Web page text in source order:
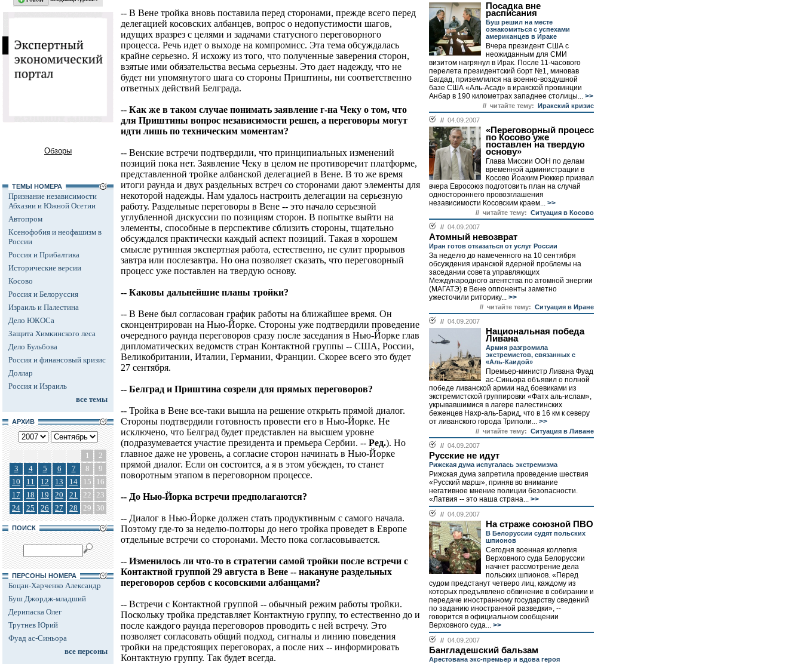
Обзоры
ТЕМЫ НОМЕРА
Признание независимости
Абхазии и Южной Осетии
Автопром
Ксенофобия и неофашизм в
России
Россия и Прибалтика
Исторические версии
Косово
Россия и Белоруссия
Израиль и Палестина
Дело ЮКОСа
Защита Химкинского леса
Дело Бульбова
Россия и финансовый кризис
Доллар
Россия и Израиль
все темы
АРХИВ
1
2
3
4 5 6 7 8
9
10
11 12 13 14 15
16
17
18 19 20 21 22 23
24
25 26 27 28 29 30
ПОИСК
ПЕРСОНЫ НОМЕРА
Боцан-Харченко Александр
Буш Джордж-младший
Дерипаска Олег
Трутнев Юрий
Фуад ас-Синьора
все персоны
-- В Вене тройка вновь поставила перед сторонами, прежде всего перед
делегацией косовских албанцев, вопрос о недопустимости шагов,
идущих вразрез с целями и задачами статусного переговорного
процесса. Речь идет о выходе на компромисс. Эта тема обсуждалась
крайне серьезно. Я исхожу из того, что полученные заверения сторон,
взятые ими обязательства весьма серьезны. Это дает надежду, что не
будет ни упомянутого шага со стороны Приштины, ни соответственно
ответных действий Белграда.
-- Как же в таком случае понимать заявление г-на Чеку о том, что
для Приштины вопрос независимости решен, а переговоры могут
идти лишь по техническим моментам?
-- Венские встречи подтвердили, что принципиальных изменений
позиций пока нет. Заявление Чеку в целом не противоречит платформе,
представленной тройке албанской делегацией в Вене. В то же время
итоги раунда и двух раздельных встреч со сторонами дают элементы для
некоторой надежды. Нам удалось настроить делегации на серьезную
работу. Раздельные переговоры в Вене -- это начало серьезной
углубленной дискуссии по позициям сторон. В попытке выйти на
элементы, способные в перспективе сблизить стороны, тщательно
обсуждался практически каждый аспект позиций. Такая в хорошем
смысле рутинная экспертная работа, естественно, не сулит прорывов
завтра или послезавтра. Но она позволяет сказать, что переговорный
процесс уже поставлен на твердую основу.
-- Каковы дальнейшие планы тройки?
-- В Вене был согласован график работы на ближайшее время. Он
сконцентрирован на Нью-Йорке. Стороны уже подтвердили проведение
очередного раунда переговоров сразу после заседания в Нью-Йорке глав
дипломатических ведомств стран Контактной группы -- США, России,
Великобритании, Италии, Германии, Франции. Скорее всего это будет
27 сентября.
-- Белград и Приштина созрели для прямых переговоров?
-- Тройка в Вене все-таки вышла на решение открыть прямой диалог.
Стороны подтвердили готовность провести его в Нью-Йорке. Не
исключено, что Белград будет представлен на высшем уровне
(подразумевается участие президента и премьера Сербии. -- Ред.). Но
главное даже не уровень, а согласие сторон начинать в Нью-Йорке
прямой диалог. Если он состоится, а я в этом убежден, то станет
поворотным этапом в переговорном процессе.
-- До Нью-Йорка встречи предполагаются?
-- Диалог в Нью-Йорке должен стать продуктивным с самого начала.
Поэтому где-то за неделю-полторы до него тройка проведет в Европе
отдельные встречи со сторонами. Место пока согласовывается.
-- Изменилось ли что-то в стратегии самой тройки после встречи с
Контактной группой 29 августа в Вене -- накануне раздельных
переговоров сербов с косовскими албанцами?
-- Встречи с Контактной группой -- обычный режим работы тройки.
Поскольку тройка представляет Контактную группу, то естественно до и
после каждого раунда переговоров проводить с ней встречу. Это
позволяет согласовать общий подход, сигналы и линию поведения
тройки на предстоящих переговорах, а после них -- информировать
Контактную группу. Так будет всегда.
Посадка вне
расписания
Буш решил на месте
ознакомиться с успехами
американцев в Ираке
Вчера президент США с
неожиданным для СМИ
визитом нагрянул в Ирак. После 11-часового
перелета президентский борт №1, миновав
Багдад, приземлился на военно-воздушной
базе США «Аль-Асад» в иракской провинции
Анбар в 190 километрах западнее столицы... >>
// читайте тему: Иракский кризис
// 04.09.2007
«Переговорный процесс
по Косово уже
поставлен на твердую
основу»
Глава Миссии ООН по делам
временной администрации в
Косово Йоахим Рюккер призвал
вчера Евросоюз подготовить план на случай
одностороннего провозглашения
независимости Косовским краем... >>
// читайте тему: Ситуация в Косово
// 04.09.2007
Атомный невозврат
Иран готов отказаться от услуг России
За неделю до намеченного на 10 сентября
обсуждения иранской ядерной проблемы на
заседании совета управляющих
Международного агентства по атомной энергии
(МАГАТЭ) в Вене оппоненты заметно
ужесточили риторику... >>
// читайте тему: Ситуация в Иране
// 04.09.2007
Национальная победа
Ливана
Армия разгромила
экстремистов, связанных с
«Аль-Каидой»
Премьер-министр Ливана Фуад
ас-Синьора объявил о полной
победе ливанской армии над боевиками из
экстремистской группировки «Фатх аль-ислам»,
укрывавшимися в лагере палестинских
беженцев Нахр-аль-Барид, что в 16 км к северу
от ливанского города Триполи... >>
// читайте тему: Cитуация в Ливане
// 04.09.2007
Русские не идут
Рижская дума испугалась экстремизма
Рижская дума запретила проведение шествия
«Русский марш», приняв во внимание
негативное мнение полиции безопасности.
«Латвия -- это наша страна... >>
// 04.09.2007
На страже союзной ПВО
В Белоруссии судят польских
шпионов
Сегодня военная коллегия
Верховного суда Белоруссии
начнет рассмотрение дела
польских шпионов. «Перед
судом предстанут четверо лиц, каждому из
которых предъявлено обвинение в собирании и
передаче иностранному государству сведений
по заданию иностранной разведки», --
говорится в официальном сообщении
Верховного суда... >>
// 04.09.2007
Бангладешский бальзам
Арестована экс-премьер и вдова героя